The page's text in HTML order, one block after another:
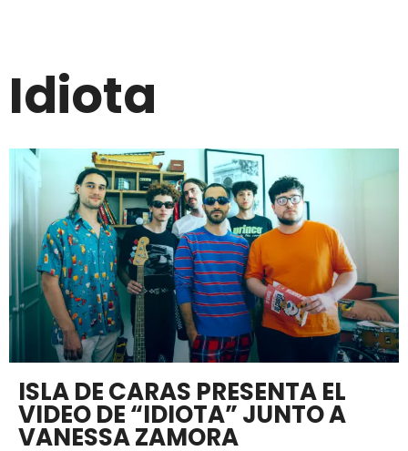
Idiota
ISLA DE CARAS PRESENTA EL
VIDEO DE “IDIOTA” JUNTO A
VANESSA ZAMORA